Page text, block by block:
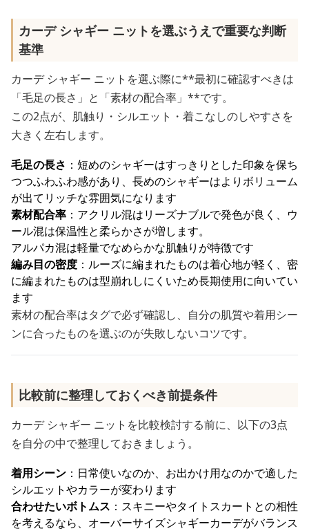
カーデ シャギー ニットを選ぶうえで重要な判断
基準
カーデ シャギー ニットを選ぶ際に**最初に確認すべきは
「毛足の長さ」と「素材の配合率」**です。
この2点が、肌触り・シルエット・着こなしのしやすさを
大きく左右します。
毛足の長さ ：短めのシャギーはすっきりとした印象を保ち
つつふわふわ感があり、長めのシャギーはよりボリューム
が出てリッチな雰囲気になります
素材配合率 ：アクリル混はリーズナブルで発色が良く、ウ
ール混は保温性と柔らかさが増します。
アルパカ混は軽量でなめらかな肌触りが特徴です
編み目の密度 ：ルーズに編まれたものは着心地が軽く、密
に編まれたものは型崩れしにくいため長期使用に向いてい
ます
素材の配合率はタグで必ず確認し、自分の肌質や着用シー
ンに合ったものを選ぶのが失敗しないコツです。
比較前に整理しておくべき前提条件
カーデ シャギー ニットを比較検討する前に、以下の3点
を自分の中で整理しておきましょう。
着用シーン ：日常使いなのか、お出かけ用なのかで適した
シルエットやカラーが変わります
合わせたいボトムス ：スキニーやタイトスカートとの相性
を考えるなら、オーバーサイズシャギーカーデがバランス